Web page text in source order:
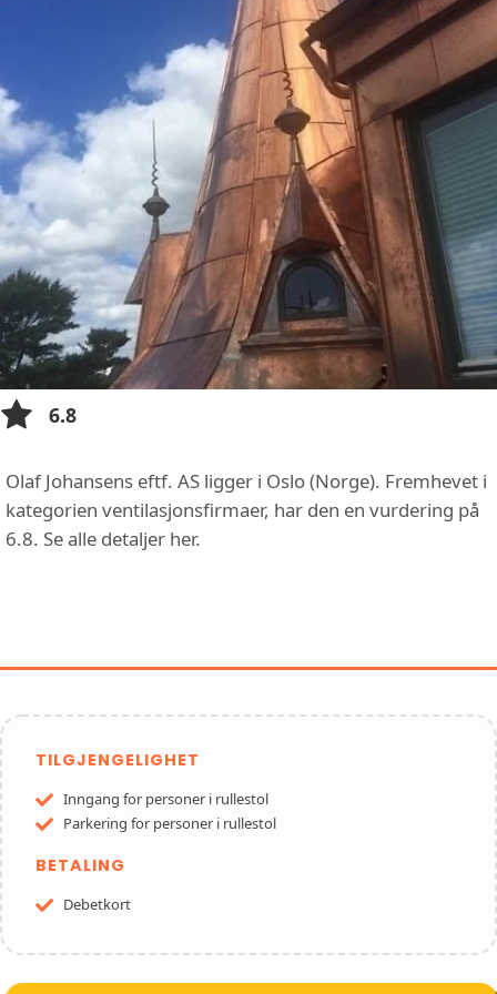
6.8
Olaf Johansens eftf. AS ligger i Oslo (Norge). Fremhevet i
kategorien ventilasjonsfirmaer, har den en vurdering på
6.8. Se alle detaljer her.
TILGJENGELIGHET
Inngang for personer i rullestol
Parkering for personer i rullestol
BETALING
Debetkort